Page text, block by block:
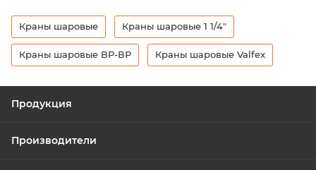
Краны шаровые Краны шаровые 1 1/4"
Краны шаровые ВР-ВР Краны шаровые Valfex
Продукция
Производители